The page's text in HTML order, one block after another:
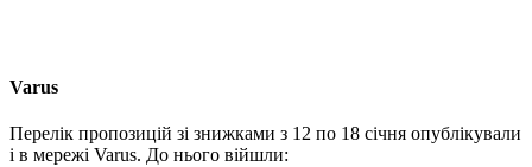
Varus
Перелік пропозицій зі знижками з 12 по 18 січня опублікували
і в мережі Varus. До нього війшли: